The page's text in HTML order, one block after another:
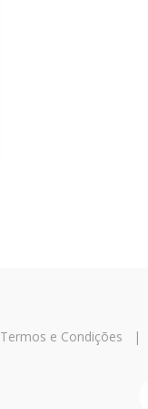
Termos e Condições |